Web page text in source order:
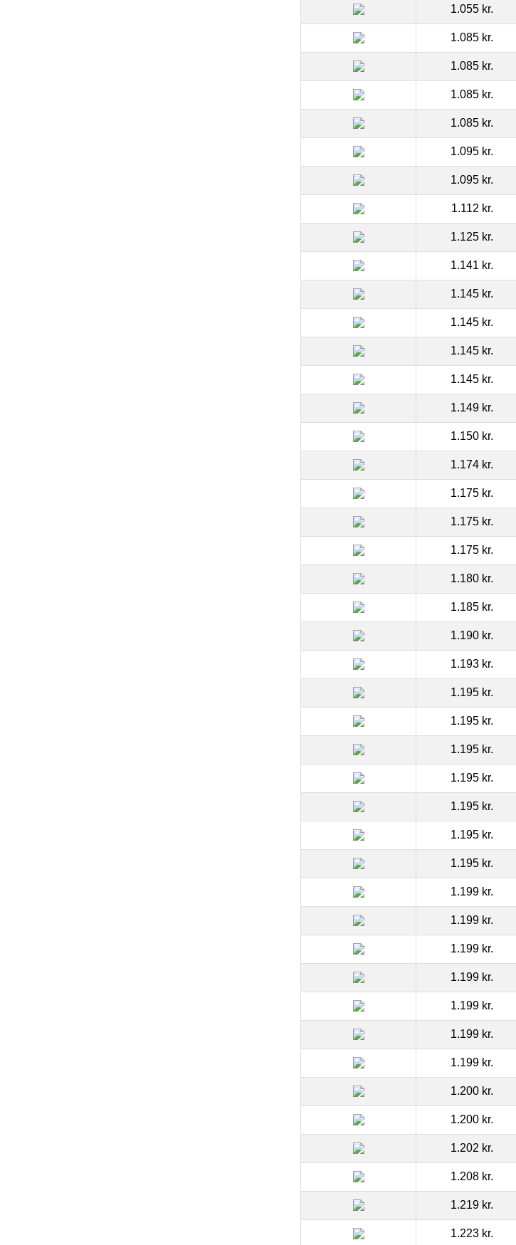
1.055 kr.
1.085 kr.
1.085 kr.
1.085 kr.
1.085 kr.
1.095 kr.
1.095 kr.
1.112 kr.
1.125 kr.
1.141 kr.
1.145 kr.
1.145 kr.
1.145 kr.
1.145 kr.
1.149 kr.
1.150 kr.
1.174 kr.
1.175 kr.
1.175 kr.
1.175 kr.
1.180 kr.
1.185 kr.
1.190 kr.
1.193 kr.
1.195 kr.
1.195 kr.
1.195 kr.
1.195 kr.
1.195 kr.
1.195 kr.
1.195 kr.
1.199 kr.
1.199 kr.
1.199 kr.
1.199 kr.
1.199 kr.
1.199 kr.
1.199 kr.
1.200 kr.
1.200 kr.
1.202 kr.
1.208 kr.
1.219 kr.
1.223 kr.